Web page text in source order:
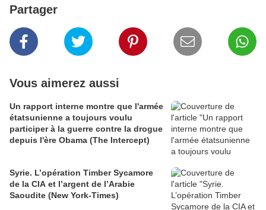
Partager
Vous aimerez aussi
Un rapport interne montre que l'armée
étatsunienne a toujours voulu
participer à la guerre contre la drogue
depuis l'ère Obama (The Intercept)
Syrie. L’opération Timber Sycamore
de la CIA et l’argent de l’Arabie
Saoudite (New York-Times)